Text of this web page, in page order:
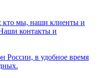
кто мы, наши клиенты и
контакты и
России, в удобное время